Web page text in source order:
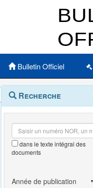
Bulletin Officiel
Navigation
et
outils
annexes
Menu
contextuel
Recherche
dans le texte intégral des
documents